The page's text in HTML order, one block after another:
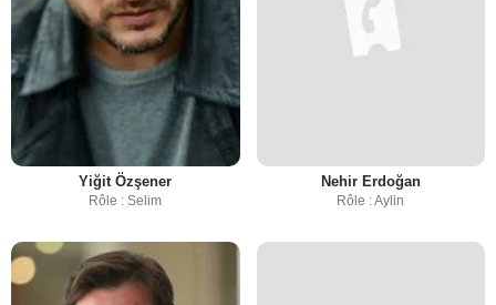
Yiğit Özşener
Rôle : Selim
Nehir Erdoğan
Rôle : Aylin